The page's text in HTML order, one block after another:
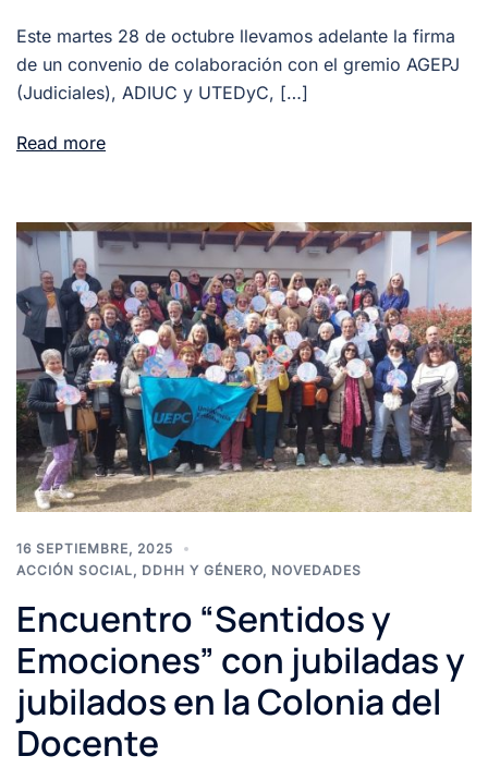
Este martes 28 de octubre llevamos adelante la firma
de un convenio de colaboración con el gremio AGEPJ
(Judiciales), ADIUC y UTEDyC, […]
Read more
16 SEPTIEMBRE, 2025
ACCIÓN SOCIAL, DDHH Y GÉNERO, NOVEDADES
Encuentro “Sentidos y
Emociones” con jubiladas y
jubilados en la Colonia del
Docente